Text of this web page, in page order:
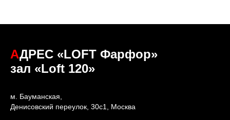
АДРЕС «LOFT Фарфор»
зал «Loft 120»
м. Бауманская,
Денисовский переулок, 30с1, Москва